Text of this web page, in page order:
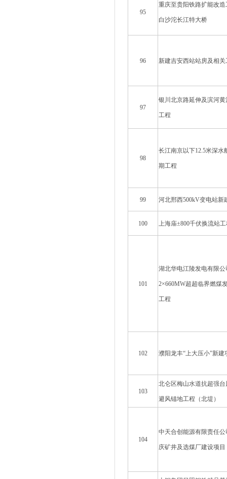
95
重庆至贵阳铁路扩能改造
白沙沱长江特大桥
96 新建吉安西站站房及相关
97
银川北京路延伸及滨河黄
工程
98
长江南京以下12.5米深水
期工程
99 河北邢西500kV变电站新
100 上海庙±800千伏换流站工
101
湖北华电江陵发电有限公
2×660MW超超临界燃煤
工程
102 濮阳龙丰“上大压小”新建
103
北仑区梅山水道抗超强台
避风锚地工程（北堤）
104
中天合创能源有限责任公
庆矿井及选煤厂建设项目